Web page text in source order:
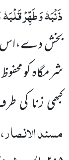
ذَنْبَہٗ وَطَہِّرْ
بخش دے،اس
شرمگاہ کو
کبھی زنا کی
مسند